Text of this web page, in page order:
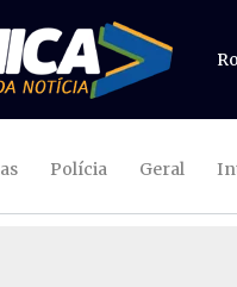
Polícia Geral